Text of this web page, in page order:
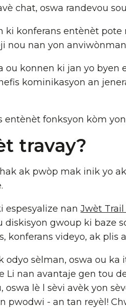
chat, oswa randevou
ki konferans entènèt
nou nan yon
ou konnen ki jan yo byen
kominikasyon an
fonksyon kòm
travay?
ak pwòp mak inik yo
espesyalize nan Jwèt Trail
gwoup ki baze
konferans videyo, ak plis
odyo sèlman, oswa ou ka
Li nan avantaje gen tou
lè l sèvi avèk yon
pwodwi - an tan reyèl!